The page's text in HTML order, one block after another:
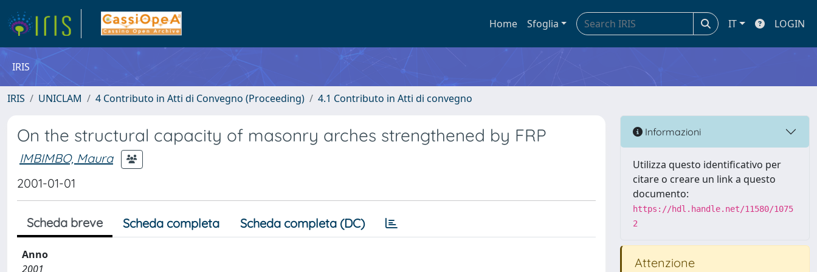
Home Sfoglia IT LOGIN
IRIS
IRIS UNICLAM 4 Contributo in Atti di Convegno (Proceeding) 4.1 Contributo in Atti di convegno
On the structural capacity of masonry arches strengthened by FRP
IMBIMBO, Maura
2001-01-01
Scheda breve Scheda completa Scheda completa (DC)
Anno
2001
Informazioni
Utilizza questo identificativo per
citare o creare un link a questo
documento:
https://hdl.handle.net/11580/1075
2
Attenzione